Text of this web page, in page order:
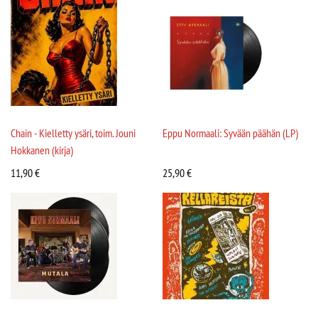
Chain - Kielletty ysäri, toim. Jouni
Hokkanen (kirja)
11,90€
Eppu Normaali: Syvään päähän (LP)
25,90€